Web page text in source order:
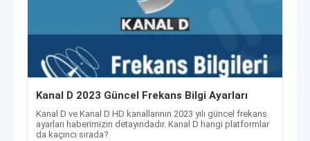
Kanal D 2023 Güncel Frekans Bilgi Ayarları
Kanal D ve Kanal D HD kanallarının 2023 yılı güncel frekans
ayarları haberimizin detayındadır. Kanal D hangi platformlar
da kaçıncı sırada?